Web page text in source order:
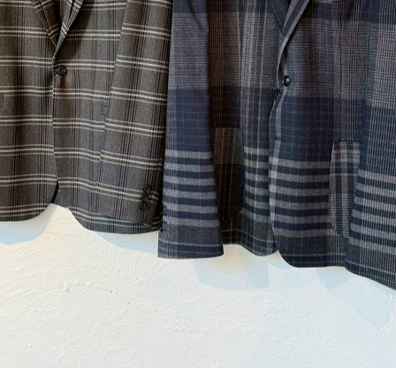
BLOG
LINE_ALBUM_2025AW-ANG_251120_23